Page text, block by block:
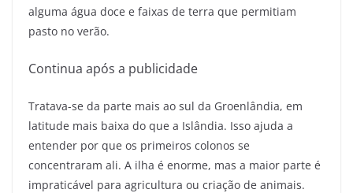
alguma água doce e faixas de terra que permitiam
pasto no verão.
Continua após a publicidade
Tratava-se da parte mais ao sul da Groenlândia, em
latitude mais baixa do que a Islândia. Isso ajuda a
entender por que os primeiros colonos se
concentraram ali. A ilha é enorme, mas a maior parte é
impraticável para agricultura ou criação de animais.